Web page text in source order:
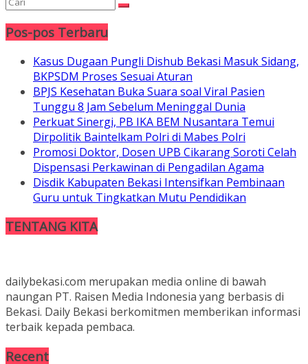
Pos-pos Terbaru
Kasus Dugaan Pungli Dishub Bekasi Masuk Sidang,
BKPSDM Proses Sesuai Aturan
BPJS Kesehatan Buka Suara soal Viral Pasien
Tunggu 8 Jam Sebelum Meninggal Dunia
Perkuat Sinergi, PB IKA BEM Nusantara Temui
Dirpolitik Baintelkam Polri di Mabes Polri
Promosi Doktor, Dosen UPB Cikarang Soroti Celah
Dispensasi Perkawinan di Pengadilan Agama
Disdik Kabupaten Bekasi Intensifkan Pembinaan
Guru untuk Tingkatkan Mutu Pendidikan
TENTANG KITA
dailybekasi.com merupakan media online di bawah
naungan PT. Raisen Media Indonesia yang berbasis di
Bekasi. Daily Bekasi berkomitmen memberikan informasi
terbaik kepada pembaca.
Recent